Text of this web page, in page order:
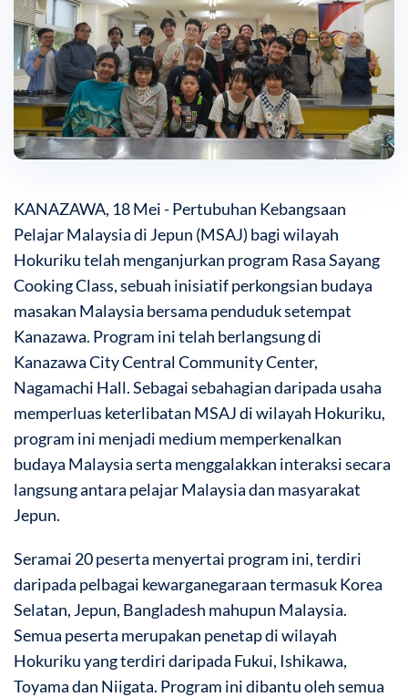
KANAZAWA, 18 Mei - Pertubuhan Kebangsaan
Pelajar Malaysia di Jepun (MSAJ) bagi wilayah
Hokuriku telah menganjurkan program Rasa Sayang
Cooking Class, sebuah inisiatif perkongsian budaya
masakan Malaysia bersama penduduk setempat
Kanazawa. Program ini telah berlangsung di
Kanazawa City Central Community Center,
Nagamachi Hall. Sebagai sebahagian daripada usaha
memperluas keterlibatan MSAJ di wilayah Hokuriku,
program ini menjadi medium memperkenalkan
budaya Malaysia serta menggalakkan interaksi secara
langsung antara pelajar Malaysia dan masyarakat
Jepun.
Seramai 20 peserta menyertai program ini, terdiri
daripada pelbagai kewarganegaraan termasuk Korea
Selatan, Jepun, Bangladesh mahupun Malaysia.
Semua peserta merupakan penetap di wilayah
Hokuriku yang terdiri daripada Fukui, Ishikawa,
Toyama dan Niigata. Program ini dibantu oleh semua